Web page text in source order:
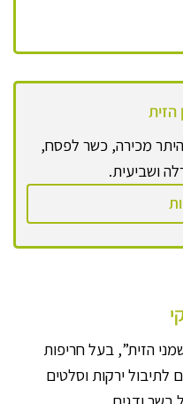
הזית
היתר מכירה, כשר לפסח,
ושביעית.
הזית”, בעל חריפות
לתיבול ירקות וסלטים